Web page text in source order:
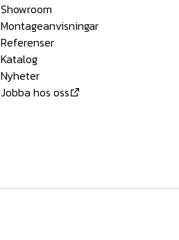
Showroom
Montageanvisningar
Referenser
Katalog
Nyheter
Jobba hos oss